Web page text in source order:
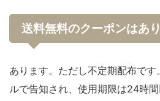
送料無料のクーポンはあ
あります。ただし不定期配布で
ルで告知され、使用期限は24時